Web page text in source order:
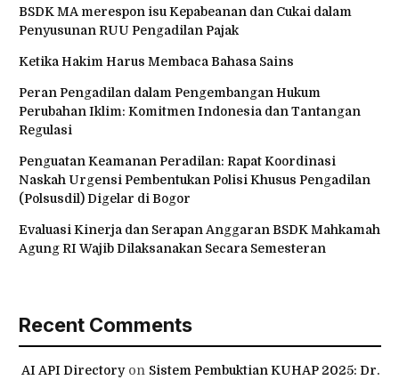
BSDK MA merespon isu Kepabeanan dan Cukai dalam
Penyusunan RUU Pengadilan Pajak
Ketika Hakim Harus Membaca Bahasa Sains
Peran Pengadilan dalam Pengembangan Hukum
Perubahan Iklim: Komitmen Indonesia dan Tantangan
Regulasi
Penguatan Keamanan Peradilan: Rapat Koordinasi
Naskah Urgensi Pembentukan Polisi Khusus Pengadilan
(Polsusdil) Digelar di Bogor
Evaluasi Kinerja dan Serapan Anggaran BSDK Mahkamah
Agung RI Wajib Dilaksanakan Secara Semesteran
Recent Comments
AI API Directoryon Sistem Pembuktian KUHAP 2025: Dr.